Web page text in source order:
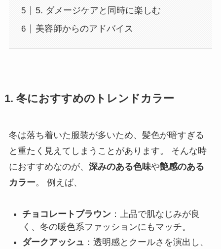
5. ダメージケアと同時に楽しむ
美容師からのアドバイス
1. 冬におすすめのトレンドカラー
冬は落ち着いた服装が多いため、髪色が暗すぎる
と重たく見えてしまうことがあります。 そんな時
におすすめなのが、 深みのある色味や艶感のある
カラー。 例えば、
チョコレートブラウン：上品で肌なじみが良
く、冬の暖色系ファッションにもマッチ。
ダークアッシュ ：透明感とクールさを演出し、